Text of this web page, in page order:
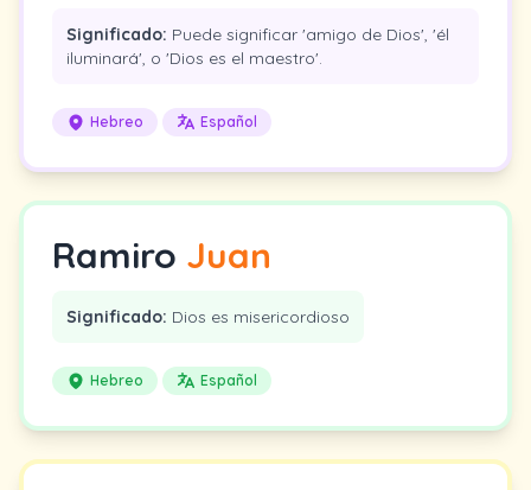
Significado: Puede significar 'amigo de Dios', 'él
iluminará', o 'Dios es el maestro'.
Hebreo Español
Ramiro Juan
Significado: Dios es misericordioso
Hebreo Español